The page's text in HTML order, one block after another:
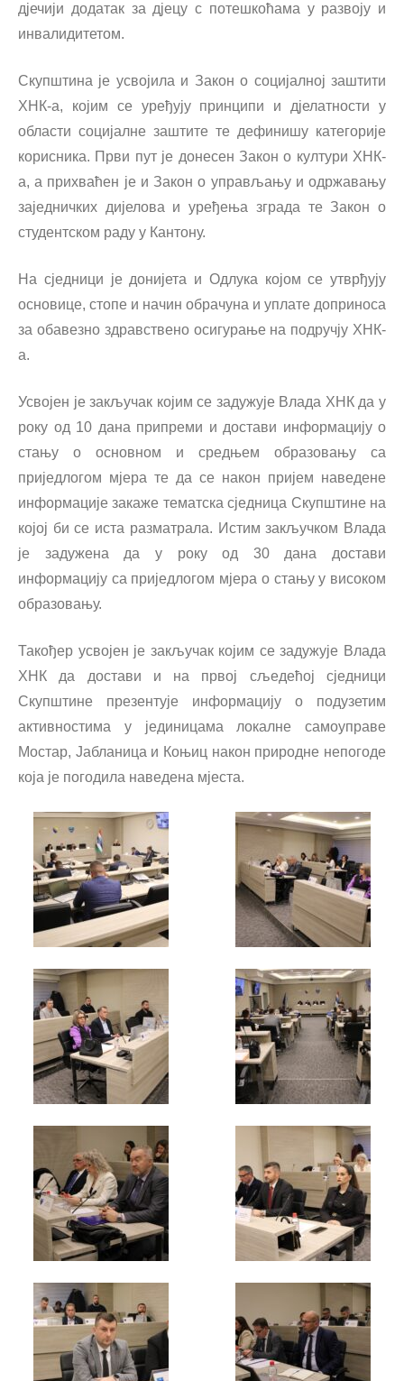
дјечији додатак за дјецу с потешкоћама у развоју и
инвалидитетом.
Скупштина је усвојила и Закон о социјалној заштити
ХНК-а, којим се уређују принципи и дјелатности у
области социјалне заштите те дефинишу категорије
корисника. Први пут је донесен Закон о култури ХНК-
а, а прихваћен је и Закон о управљању и одржавању
заједничких дијелова и уређења зграда те Закон о
студентском раду у Кантону.
На сједници је донијета и Одлука којом се утврђују
основице, стопе и начин обрачуна и уплате доприноса
за обавезно здравствено осигурање на подручју ХНК-
а.
Усвојен је закључак којим се задужује Влада ХНК да у
року од 10 дана припреми и достави информацију о
стању о основном и средњем образовању са
приједлогом мјера те да се након пријем наведене
информације закаже тематска сједница Скупштине на
којој би се иста разматрала. Истим закључком Влада
је задужена да у року од 30 дана достави
информацију са приједлогом мјера о стању у високом
образовању.
Такођер усвојен је закључак којим се задужује Влада
ХНК да достави и на првој сљедећој сједници
Скупштине презентује информацију о подузетим
активностима у јединицама локалне самоуправе
Мостар, Јабланица и Коњиц након природне непогоде
која је погодила наведена мјеста.